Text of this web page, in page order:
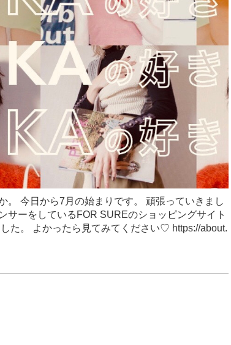
。 今日から7月の始まりです。 頑張っていきまし
サーをしているFOR SUREのショッピングサイト
た。 よかったら見てみてください♡ https://about.